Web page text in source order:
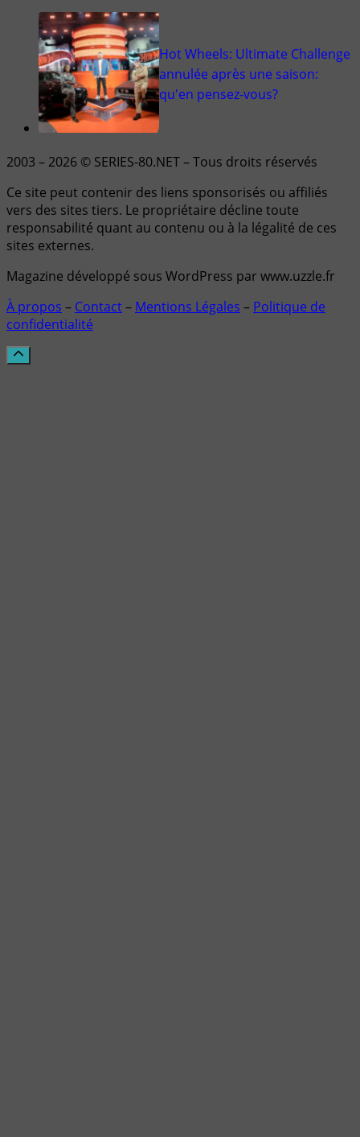
Hot Wheels: Ultimate Challenge
annulée après une saison:
qu'en pensez-vous?
2003 – 2026 © SERIES-80.NET – Tous droits réservés
Ce site peut contenir des liens sponsorisés ou affiliés
vers des sites tiers. Le propriétaire décline toute
responsabilité quant au contenu ou à la légalité de ces
sites externes.
Magazine développé sous WordPress par www.uzzle.fr
À propos – Contact– Mentions Légales – Politique de
confidentialité